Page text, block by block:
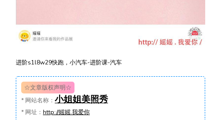
进阶s1l8w29快跑，小汽车-进阶课-汽车
☆文章版权声明☆
* 网站名称： 小姐姐美照秀
* 网址： http://媱媱.我爱你